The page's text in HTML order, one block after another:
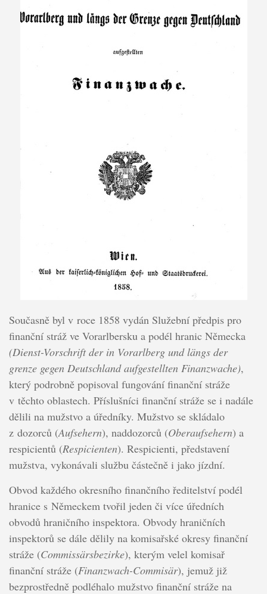
Současně byl v roce 1858 vydán Služební předpis pro
finanční stráž ve Vorarlbersku a podél hranic Německa
(Dienst-Vorschrift der in Vorarlberg und längs der
grenze gegen Deutschland aufgestellten Finanzwache),
který podrobně popisoval fungování finanční stráže
v těchto oblastech. Příslušníci finanční stráže se i nadále
dělili na mužstvo a úředníky. Mužstvo se skládalo
z dozorců (Aufsehern), naddozorců (Oberaufsehern) a
respicientů (Respicienten). Respicienti, představení
mužstva, vykonávali službu částečně i jako jízdní.
Obvod každého okresního finančního ředitelství podél
hranice s Německem tvořil jeden či více úředních
obvodů hraničního inspektora. Obvody hraničních
inspektorů se dále dělily na komisařské okresy finanční
stráže (Commissärsbezirke), kterým velel komisař
finanční stráže (Finanzwach-Commisär), jemuž již
bezprostředně podléhalo mužstvo finanční stráže na